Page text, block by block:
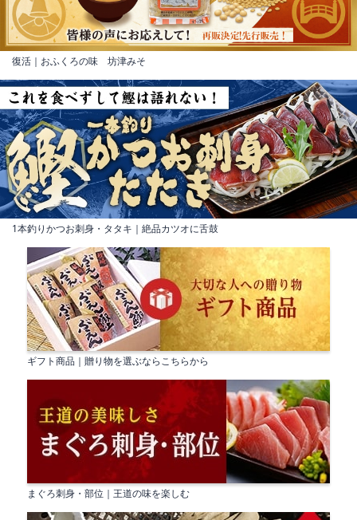
復活｜おふくろの味 坊津みそ
1本釣りかつお刺身・タタキ｜絶品カツオに舌鼓
ギフト商品｜贈り物を選ぶならこちらから
まぐろ刺身・部位｜王道の味を楽しむ